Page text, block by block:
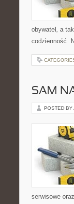
obywatel, a
codzienność.
SAM
POSTED BY
serwisowe